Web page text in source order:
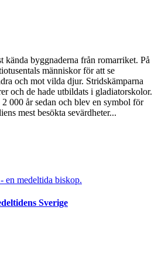
kända byggnaderna från romarriket. På
människor för att se
och mot vilda djur. Stridskämparna
och de hade utbildats i gladiatorskolor.
000 år sedan och blev en symbol för
mest besökta sevärdheter...
Sverige